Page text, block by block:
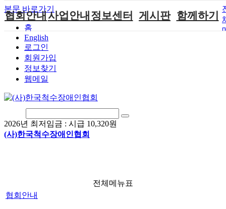
본문 바로가기
홈
English
로그인
회원가입
정보찾기
웹메일
2026년 최저임금 : 시급 10,320원
(사)한국척수장애인협회
협회안내
인사말
연혁
비전
조직도
척수장애란?
찾아오시는길
사업안내
단체지원사업
척수장애인재
활지원센터
척수장애인직
문화예술위원
회
정보센터 게시판 함께하기
전체메뉴표
협회안내